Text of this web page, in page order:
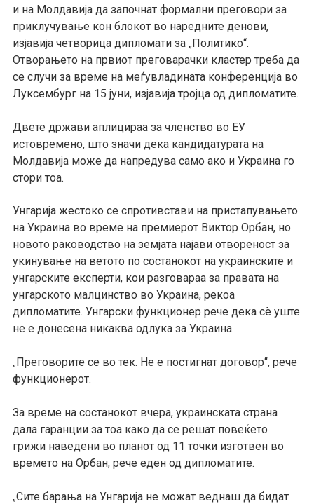
и на Молдавија да започнат формални преговори за
приклучување кон блокот во наредните денови,
изјавија четворица дипломати за „Политико“.
Отворањето на првиот преговарачки кластер требада
се случиза време на меѓувладината конференција во
Луксембург на 15 јуни, изјавија тројца од дипломатите.
Двете државиаплицираа за членство во ЕУ
истовремено, што значи дека кандидатурата на
Молдавија може да напредува само ако и Украина го
стори тоа.
Унгаријажестоко се спротивстави на пристапувањето
на Украина во време напремиеротВиктор Орбан, но
новото раководство на земјата најавиотвореност за
укинување на ветото по состанокот на украинските и
унгарските експерти, кои разговараа за правата на
унгарското малцинство во Украина, рекоа
дипломатите. Унгарски функционер рече дека сè уште
не е донесена никаква одлука за Украина.
„ Преговорите се во тек. Не е постигнат договор“, рече
функционерот.
За време на состанокот вчера, украинската страна
далагаранции за тоа како да се решат повеќето
грижи наведени во планот од 11 точки изготвен во
времето на Орбан, рече еден од дипломатите.
„Сите барања на Унгарија не можат веднаш да бидат